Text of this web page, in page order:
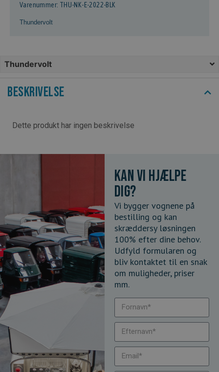
Varenummer: THU-NK-E-2022-BLK
Thundervolt
Thundervolt
Beskrivelse
Dette produkt har ingen beskrivelse
Kan vi hjælpe
dig?
Vi bygger vognene på
bestilling og kan
skræddersy løsningen
100% efter dine behov.
Udfyld formularen og
bliv kontaktet til en snak
om muligheder, priser
mm.